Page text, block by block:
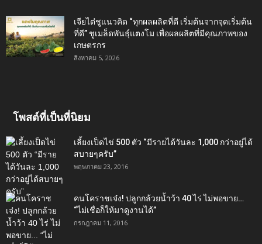
เจียไต๋ชูแนวคิด “ทุกผลผลิตที่ดี เริ่มต้นจากจุดเริ่มต้น
ที่ดี” ชูเมล็ดพันธุ์แตงโม เพื่อผลผลิตที่มีคุณภาพของ
เกษตรกร
สิงหาคม 5, 2026
โพสต์ที่เป็นที่นิยม
เลี้ยงเป็ดไข่ 500 ตัว “มีรายได้วันละ 1,000 กว่าอยู่ได้
สบายๆครับ”
พฤษภาคม 23, 2016
คนโคราชเจ๋ง! ปลูกกล้วยน้ำว้า 40 ไร่ ไม่พอขาย…
“ไม่เชื่อก็ให้มาดูงานได้”‬
กรกฎาคม 11, 2016